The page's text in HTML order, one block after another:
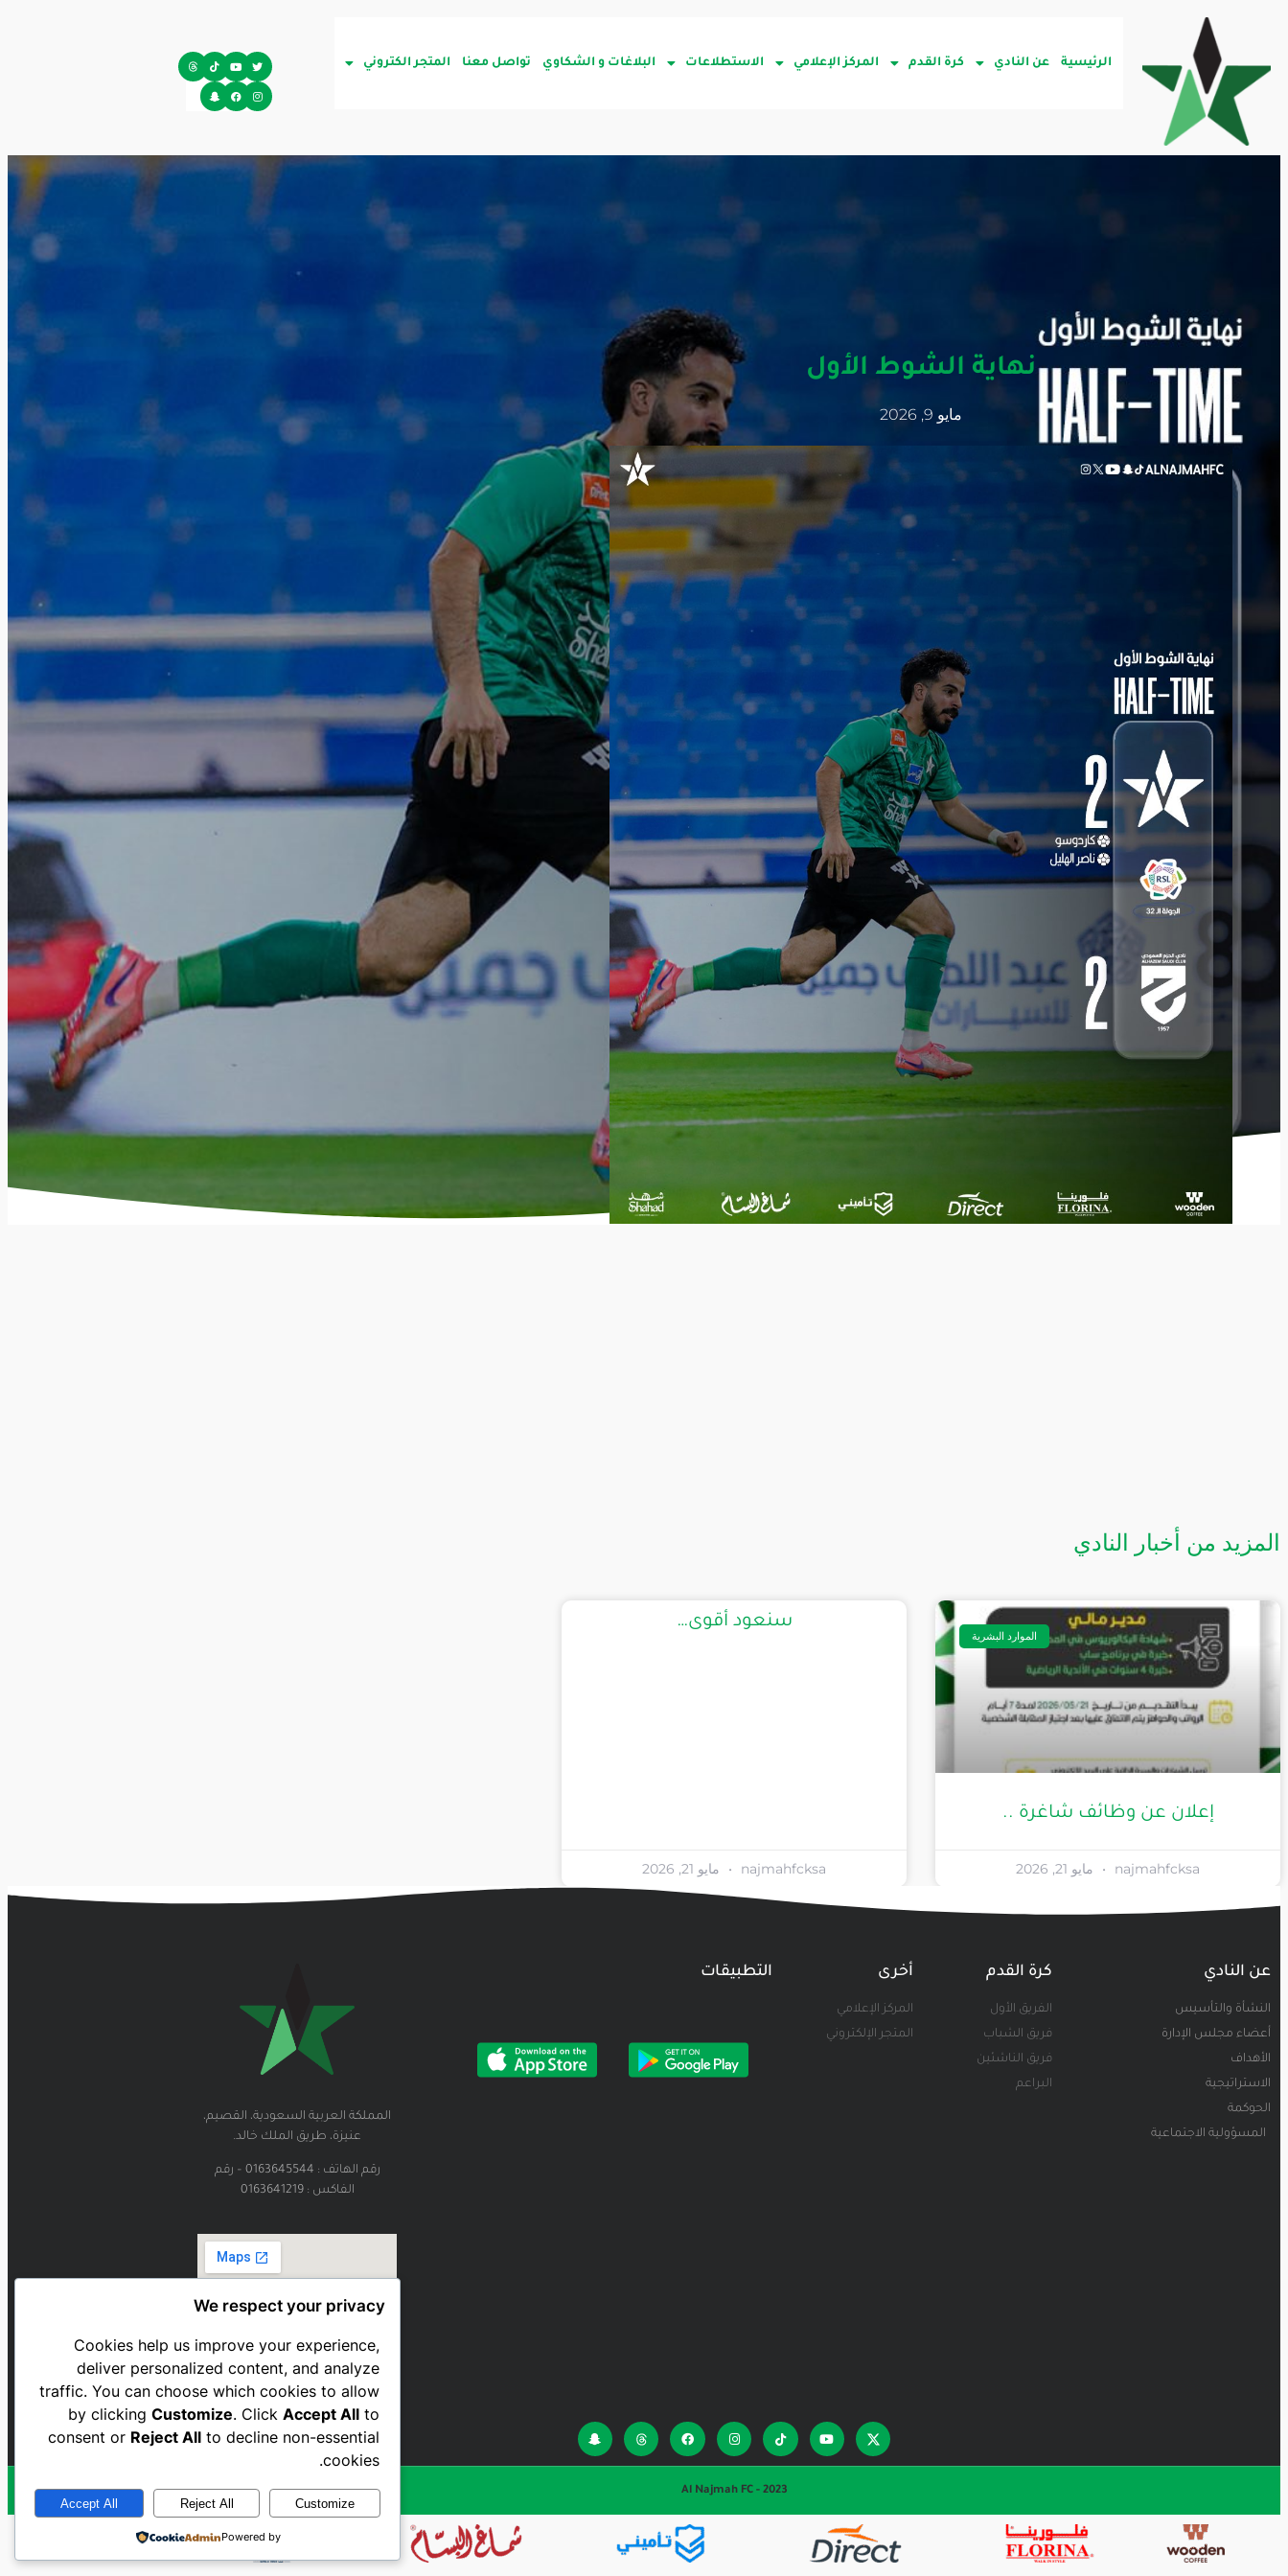
الرئيسية عن النادي كرة القدم المركز الإعلامي الاستطلاعات البلاغات و الشكاوي تواصل معنا المتجر الكتروني
نهاية الشوط الأول
مايو 9, 2026
المزيد من أخبار النادي
الموارد البشرية
إعلان عن وظائف شاغرة ..
najmahfcksa مايو 21, 2026
سنعود أقوى…
najmahfcksa مايو 21, 2026
عن النادي
النشأة والتأسيس
أعضاء مجلس الإدارة
الأهداف
الاستراتيجية
الحوكمة
المسؤولية الاجتماعية
كرة القدم
الفريق الأول
فريق الشباب
فريق الناشئين
البراعم
أخرى
المركز الإعلامي
المتجر الإلكتروني
التطبيقات
المملكة العربية السعودية، القصيم،
عنيزة، طريق الملك خالد.
رقم الهاتف : 0163645544 – رقم
الفاكس : 0163641219
Al Najmah FC - 2023
We respect your privacy
Cookies help us improve your experience,
deliver personalized content, and analyze
traffic. You can choose which cookies to allow
by clickingCustomize. ClickAccept All to
consent or Reject All to decline non-essential
cookies.
Customize
Reject All
Accept All
Powered by